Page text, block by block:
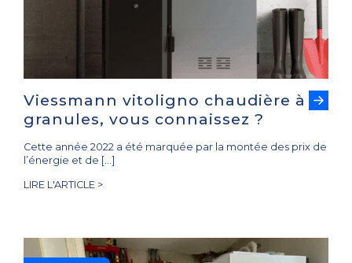
Viessmann vitoligno chaudière à
granules, vous connaissez ?
Cette année 2022 a été marquée par la montée des prix de
l’énergie et de […]
LIRE L'ARTICLE >